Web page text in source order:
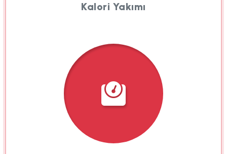
Kalori Yakımı